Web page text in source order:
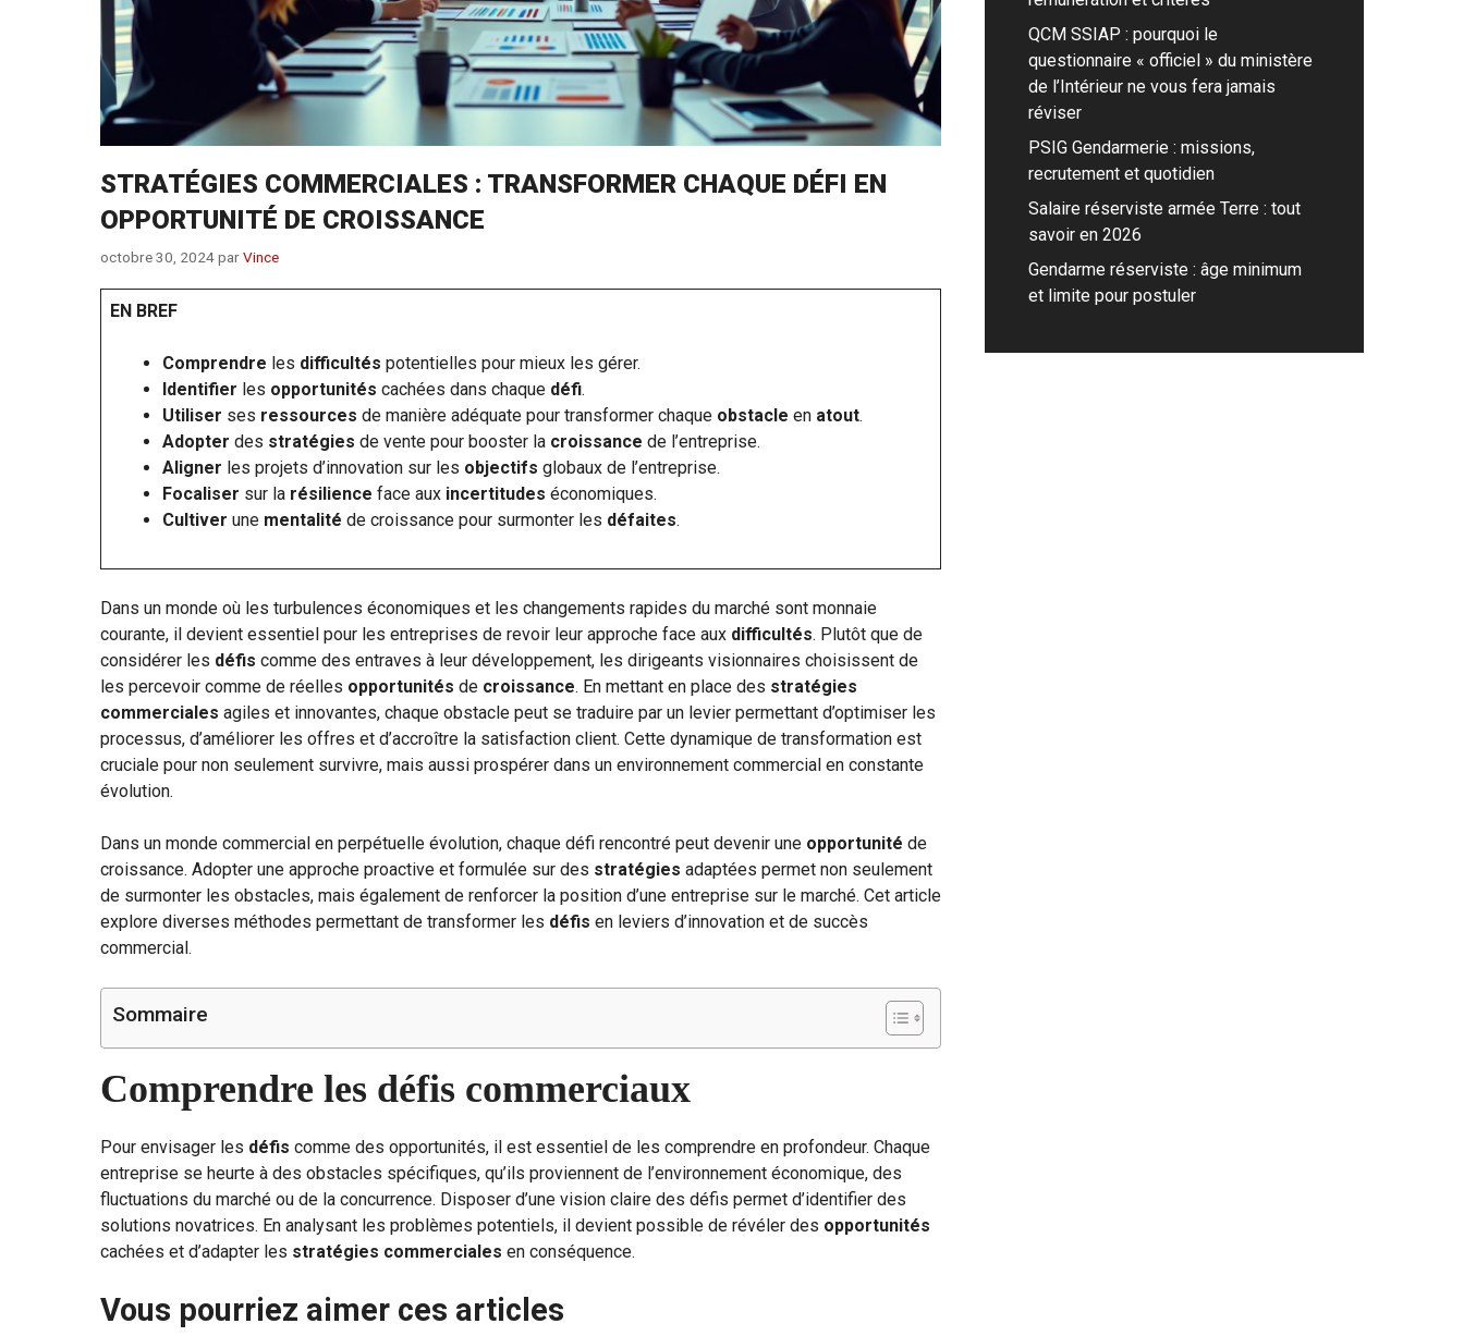
STRATÉGIES COMMERCIALES : TRANSFORMER CHAQUE DÉFI EN
OPPORTUNITÉ DE CROISSANCE
octobre 30, 2024parVince
EN BREF
Comprendre les difficultés potentielles pour mieux les gérer.
Identifier les opportunités cachées dans chaque défi.
Utiliser ses ressources de manière adéquate pour transformer chaque obstacle en atout.
Adopter des stratégies de vente pour booster la croissance de l’entreprise.
Aligner les projets d’innovation sur les objectifs globaux de l’entreprise.
Focaliser sur la résilience face aux incertitudes économiques.
Cultiver une mentalité de croissance pour surmonter les défaites.
Dans un monde où les turbulences économiques et les changements rapides du marché sont monnaie
courante, il devient essentiel pour les entreprises de revoir leur approche face aux difficultés. Plutôt que de
considérer les défis comme des entraves à leur développement, les dirigeants visionnaires choisissent de
les percevoir comme de réelles opportunités de croissance. En mettant en place des stratégies
commerciales agiles et innovantes, chaque obstacle peut se traduire par un levier permettant d’optimiser les
processus, d’améliorer les offres et d’accroître la satisfaction client. Cette dynamique de transformation est
cruciale pour non seulement survivre, mais aussi prospérer dans un environnement commercial en constante
évolution.
Dans un monde commercial en perpétuelle évolution, chaque défi rencontré peut devenir une opportunité de
croissance. Adopter une approche proactive et formulée sur des stratégies adaptées permet non seulement
de surmonter les obstacles, mais également de renforcer la position d’une entreprise sur le marché. Cet article
explore diverses méthodes permettant de transformer les défis en leviers d’innovation et de succès
commercial.
Sommaire
Comprendre les défis commerciaux
Pour envisager les défis comme des opportunités, il est essentiel de les comprendre en profondeur. Chaque
entreprise se heurte à des obstacles spécifiques, qu’ils proviennent de l’environnement économique, des
fluctuations du marché ou de la concurrence. Disposer d’une vision claire des défis permet d’identifier des
solutions novatrices. En analysant les problèmes potentiels, il devient possible de révéler des opportunités
cachées et d’adapter les stratégies commerciales en conséquence.
Vous pourriez aimer ces articles
QCM SSIAP : pourquoi le
questionnaire « officiel » du ministère
de l’Intérieur ne vous fera jamais
réviser
PSIG Gendarmerie : missions,
recrutement et quotidien
Salaire réserviste armée Terre : tout
savoir en 2026
Gendarme réserviste : âge minimum
et limite pour postuler